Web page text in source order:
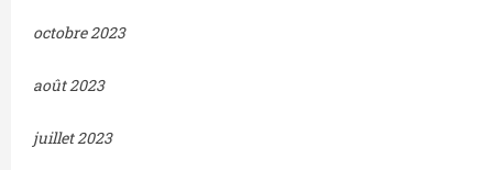
octobre 2023
août 2023
juillet 2023